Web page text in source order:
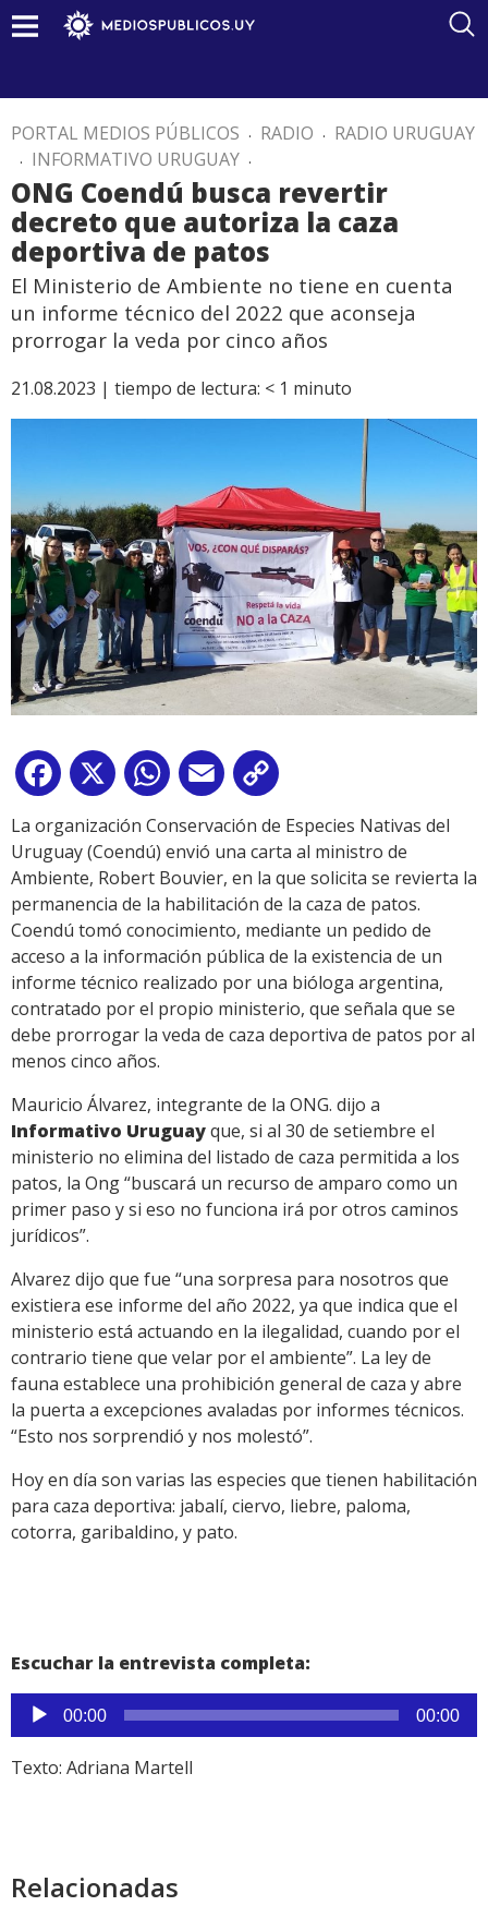
PORTAL MEDIOS PÚBLICOS . RADIO . RADIO URUGUAY
. INFORMATIVO URUGUAY .
ONG Coendú busca revertir
decreto que autoriza la caza
deportiva de patos
El Ministerio de Ambiente no tiene en cuenta
un informe técnico del 2022 que aconseja
prorrogar la veda por cinco años
21.08.2023 | tiempo de lectura: < 1 minuto
Facebook
X WhatsApp
Email
Link
La organización Conservación de Especies Nativas del
Uruguay (Coendú) envió una carta al ministro de
Ambiente, Robert Bouvier, en la que solicita se revierta la
permanencia de la habilitación de la caza de patos.
Coendú tomó conocimiento, mediante un pedido de
acceso a la información pública de la existencia de un
informe técnico realizado por una bióloga argentina,
contratado por el propio ministerio, que señala que se
debe prorrogar la veda de caza deportiva de patos por al
menos cinco años.
Mauricio Álvarez, integrante de la ONG. dijo a
Informativo Uruguayque, si al 30 de setiembre el
ministerio no elimina del listado de caza permitida a los
patos, la Ong “buscará un recurso de amparo como un
primer paso y si eso no funciona irá por otros caminos
jurídicos”.
Alvarez dijo que fue “una sorpresa para nosotros que
existiera ese informe del año 2022, ya que indica que el
ministerio está actuando en la ilegalidad, cuando por el
contrario tiene que velar por el ambiente”. La ley de
fauna establece una prohibición general de caza y abre
la puerta a excepciones avaladas por informes técnicos.
“Esto nos sorprendió y nos molestó”.
Hoy en día son varias las especies que tienen habilitación
para caza deportiva: jabalí, ciervo, liebre, paloma,
cotorra, garibaldino, y pato.
Escuchar la entrevista completa:
Reproductor
de
audio
00:00 00:00
Texto: Adriana Martell
Relacionadas